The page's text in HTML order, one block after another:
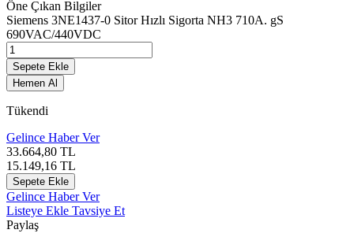
Öne Çıkan Bilgiler
Siemens 3NE1437-0 Sitor Hızlı Sigorta NH3 710A. gS
690VAC/440VDC
Sepete Ekle
Hemen Al
Tükendi
Gelince Haber Ver
33.664,80 TL
15.149,16 TL
Sepete Ekle
Gelince Haber Ver
Listeye Ekle Tavsiye Et
Paylaş